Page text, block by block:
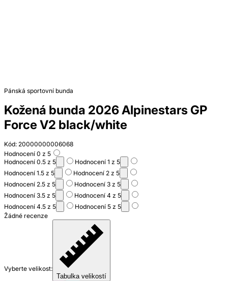
Pánská sportovní bunda
Kožená bunda 2026 Alpinestars GP
Force V2 black/white
Kód: 20000000006068
Hodnocení 0 z 5
Hodnocení 0.5 z 5
Hodnocení 1 z 5
Hodnocení 1.5 z 5
Hodnocení 2 z 5
Hodnocení 2.5 z 5
Hodnocení 3 z 5
Hodnocení 3.5 z 5
Hodnocení 4 z 5
Hodnocení 4.5 z 5
Hodnocení 5 z 5
Žádné recenze
Vyberte velikost:
Tabulka velikostí